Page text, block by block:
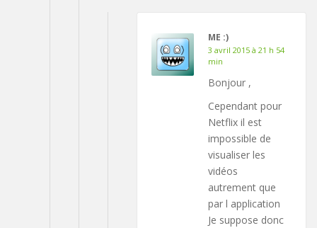
ME :)
3 avril 2015 à 21 h 54
min
Bonjour ,
Cependant pour
Netflix il est
impossible de
visualiser les
vidéos
autrement que
par l application
Je suppose donc